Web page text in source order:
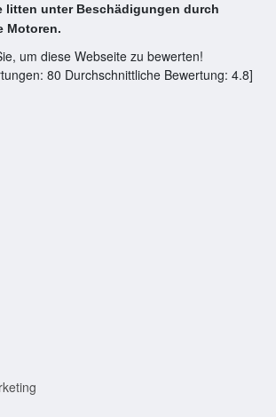
litten unter Beschädigungen durch
Motoren.
um diese Webseite zu bewerten!
80 Durchschnittliche Bewertung: 4.8]